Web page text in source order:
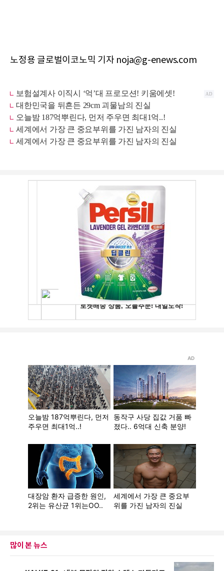
노정용 글로벌이코노믹 기자 noja@g-enews.com
많이 본 뉴스